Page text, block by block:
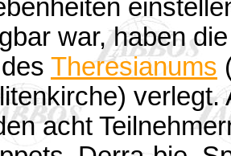
war, haben
Theresianums
acht